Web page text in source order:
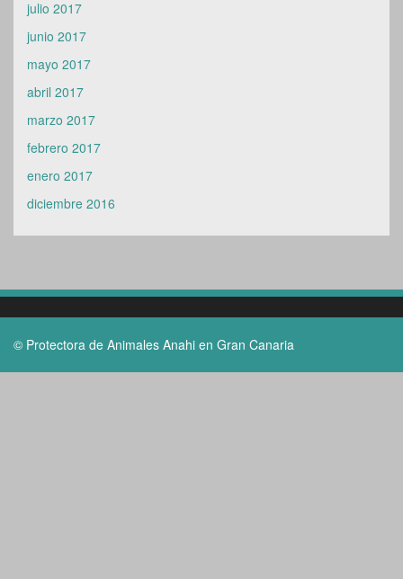
julio 2017
junio 2017
mayo 2017
abril 2017
marzo 2017
febrero 2017
enero 2017
diciembre 2016
© Protectora de Animales Anahi en Gran Canaria